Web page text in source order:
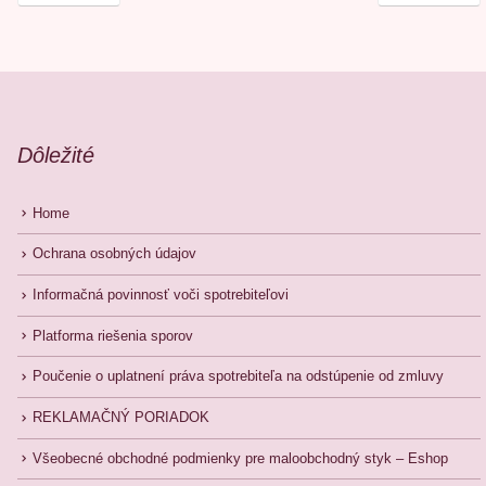
Dôležité
Home
Ochrana osobných údajov
Informačná povinnosť voči spotrebiteľovi
Platforma riešenia sporov
Poučenie o uplatnení práva spotrebiteľa na odstúpenie od zmluvy